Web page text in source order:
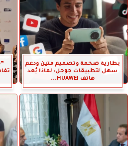
بطارية ضخمة وتصميم متين ودعم
سهل لتطبيقات جوجل: لماذا يُعد
هاتف HUAWEI...